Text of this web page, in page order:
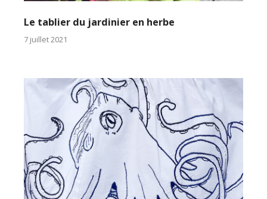
Le tablier du jardinier en herbe
7 juillet 2021